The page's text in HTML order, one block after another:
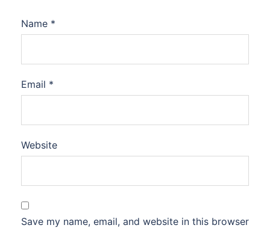
Name *
Email *
Website
Save my name, email, and website in this browser